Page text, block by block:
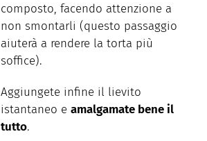
composto, facendo attenzione a
non smontarli (questo passaggio
aiuterà a rendere la torta più
soffice).
Aggiungete infine il lievito
istantaneo e amalgamate bene il
tutto.